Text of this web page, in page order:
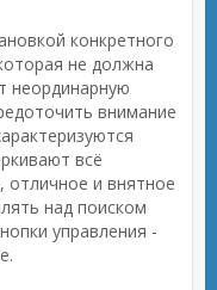
конкретного
не должна
неординарную
внимание
всё
отличное и внятное
над поиском
управления -